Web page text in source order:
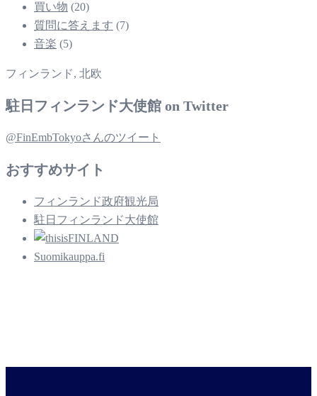
買い物 (20)
質問に答えます (7)
音楽 (5)
フィンランド, 北欧
駐日フィンランド大使館 on Twitter
@FinEmbTokyoさんのツイート
おすすめサイト
フィンランド政府観光局
駐日フィンランド大使館
Suomikauppa.fi